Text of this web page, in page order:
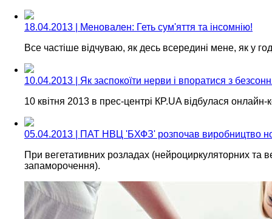
18.04.2013 | Меновален: Геть сум'яття та інсомнію!
Все частіше відчуваю, як десь всередині мене, як у
10.04.2013 | Як заспокоїти нерви і впоратися з
10 квітня 2013 в прес-центрі КP.UA відбулася
05.04.2013 | ПАТ НВЦ 'БХФЗ' розпочав виробництво
При вегетативних розладах (нейроциркуляторних та
запаморочення).